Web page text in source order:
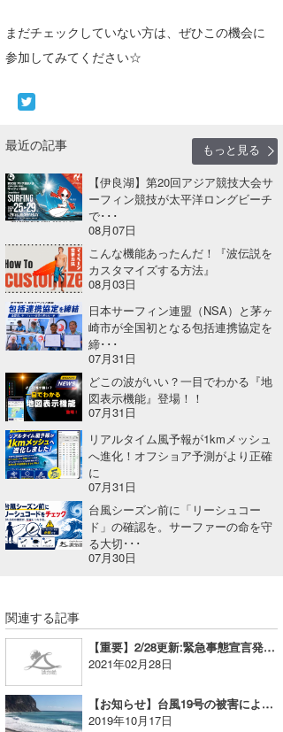
まだチェックしていない方は、ぜひこの機会に
参加してみてください☆
最近の記事
もっと見る
【伊良湖】第20回アジア競技大会サ
ーフィン競技が太平洋ロングビーチ
で･･･
08月07日
こんな機能あったんだ！『波伝説を
カスタマイズする方法』
08月03日
日本サーフィン連盟（NSA）と茅ヶ
崎市が全国初となる包括連携協定を
締･･･
07月31日
どこの波がいい？一目でわかる『地
図表示機能』登場！！
07月31日
リアルタイム風予報が1kmメッシュ
へ進化！オフショア予測がより正確
に
07月31日
台風シーズン前に「リーシュコー
ド」の確認を。サーファーの命を守
る大切･･･
07月30日
関連する記事
【重要】2/28更新:緊急事態宣言発出時における波伝説のサービス提供に関しまして
2021年02月28日
【お知らせ】台風19号の被害による新島の波情報の一時休止について
2019年10月17日